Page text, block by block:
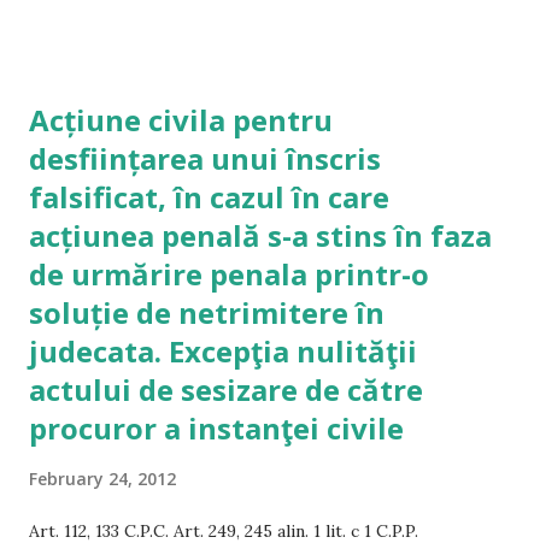
Kindle .
Acțiune civila pentru
desființarea unui înscris
falsificat, în cazul în care
acțiunea penală s-a stins în faza
de urmărire penala printr-o
soluție de netrimitere în
judecata. Excepţia nulităţii
actului de sesizare de către
procuror a instanţei civile
February 24, 2012
Art. 112, 133 C.P.C. Art. 249, 245 alin. 1 lit. c 1 C.P.P.